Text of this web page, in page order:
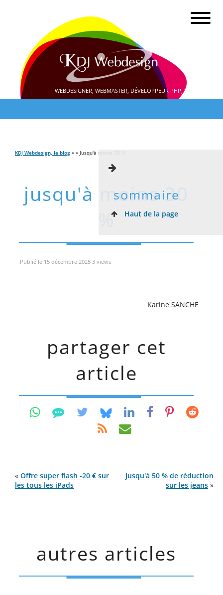
WEBDESIGNER, WEBMASTER, DÉVELOPPEUR PHP, SEO
KDJ Webdesign, le blog » » Jusqu'à moins 30 %
jusqu'à moins 30
%
sommaire
Haut de la page
Publié le 15 décembre 2025 3 views
Karine SANCHE
partager cet
article
« Offre super flash -20 € sur
les tous les iPads
Jusqu'à 50 % de réduction
sur les jeans »
autres articles